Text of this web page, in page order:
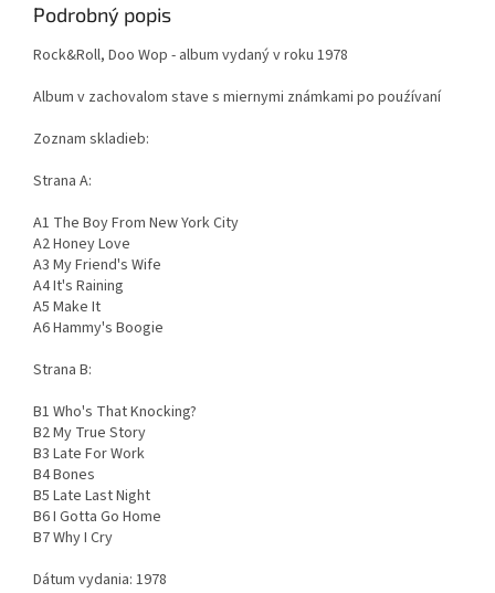
Podrobný popis
Rock&Roll, Doo Wop - album vydaný v roku 1978
Album v zachovalom stave s miernymi známkami po pouźívaní
Zoznam skladieb:
Strana A:
A1 The Boy From New York City
A2 Honey Love
A3 My Friend's Wife
A4 It's Raining
A5 Make It
A6 Hammy's Boogie
Strana B:
B1 Who's That Knocking?
B2 My True Story
B3 Late For Work
B4 Bones
B5 Late Last Night
B6 I Gotta Go Home
B7 Why I Cry
Dátum vydania: 1978